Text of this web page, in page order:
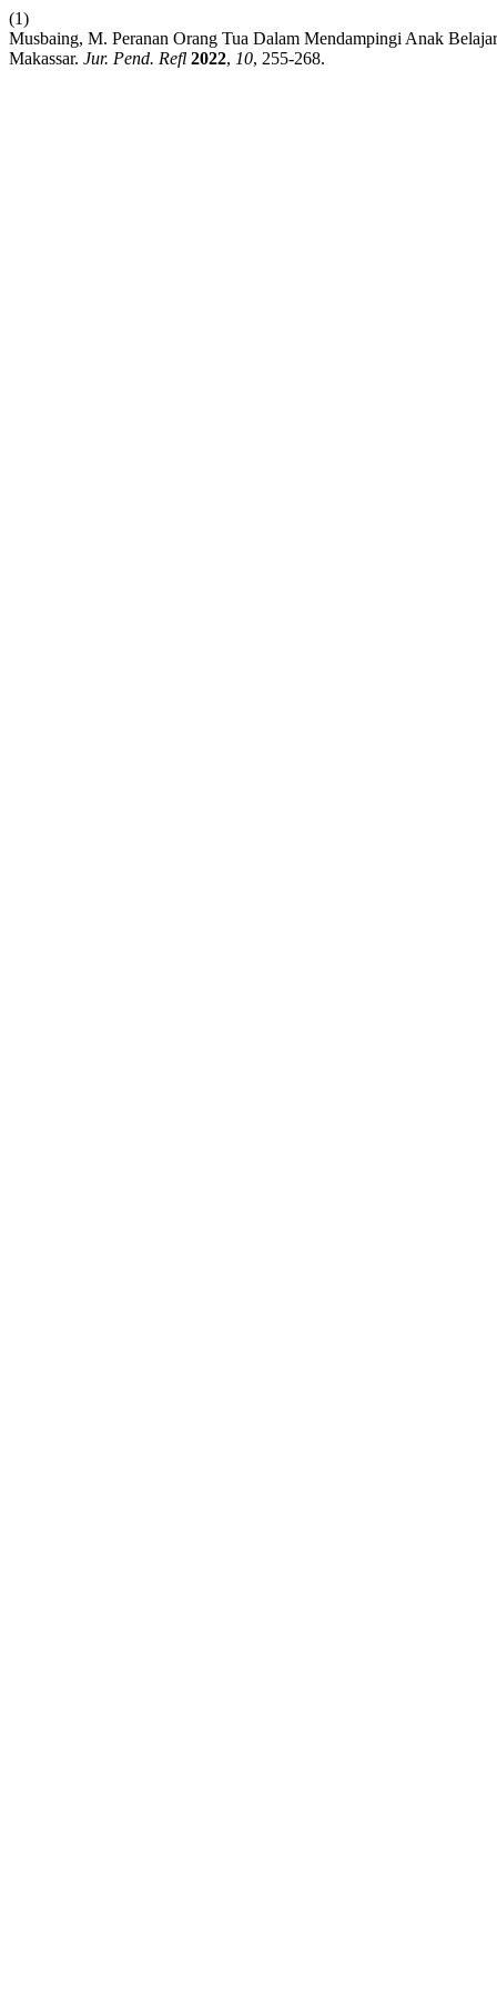
(1)
Musbaing, M. Peranan Orang Tua Dalam Mendampingi Anak
Makassar. Jur. Pend. Refl 2022, 10, 255-268.